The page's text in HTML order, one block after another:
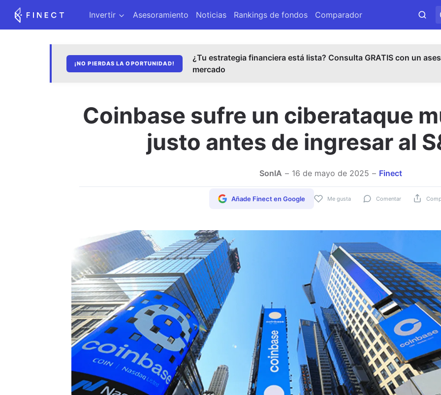
Invertir Asesoramiento Noticias Rankings de fondos Comparador
¡NO PIERDAS LA OPORTUNIDAD!
¿Tu estrategia financiera está lista? Consulta GRATIS con un
mercado
Coinbase sufre un ciberataque
justo antes de ingresar al
SonIA 16 de mayo de 2025 Finect
Me gusta Comentar
Añade Finect en Google